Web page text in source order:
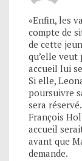
«Enfin, les
compte de
de cette
qu’elle veut
accueil lui
Si elle,
poursuivre
sera
François
accueil
avant que
demande.